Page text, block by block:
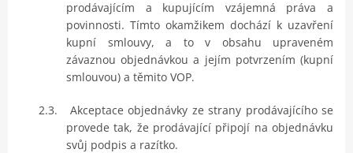
prodávajícím a kupujícím vzájemná práva a
povinnosti. Tímto okamžikem dochází k uzavření
kupní smlouvy, a to v obsahu upraveném
závaznou objednávkou a jejím potvrzením (kupní
smlouvou) a těmito VOP.
2.3.
Akceptace objednávky ze strany prodávajícího se
provede tak, že prodávající připojí na objednávku
svůj podpis a razítko.